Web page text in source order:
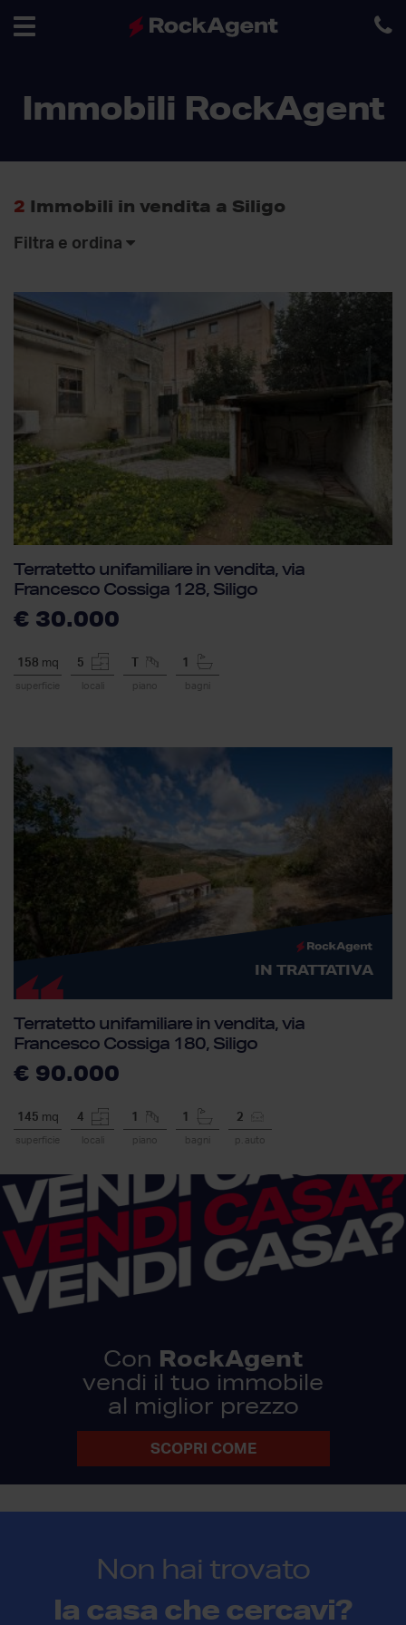
navigation
Immobili RockAgent
2 Immobili in vendita a Siligo
Filtra e ordina
Terratetto unifamiliare in vendita, via
Francesco Cossiga 128, Siligo
€ 30.000
158 mq
superficie
5
locali piano
1
bagni
IN TRATTATIVA
Terratetto unifamiliare in vendita, via
Francesco Cossiga 180, Siligo
€ 90.000
145 mq
superficie
4
locali
1
piano
1
bagni
2
p. auto
Con RockAgent
vendi il tuo immobile
al miglior prezzo
SCOPRI COME
Non hai trovato
la casa che cercavi?